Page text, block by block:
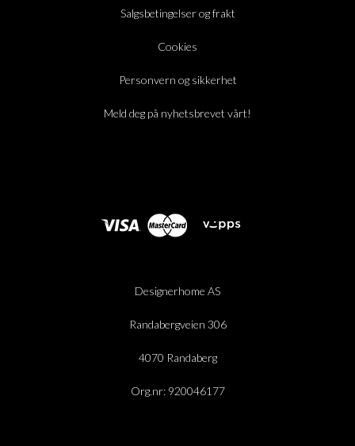
Salgsbetingelser og frakt
Cookies
Personvern og sikkerhet
Meld deg på nyhetsbrevet vårt!
Designerhome AS
Randabergveien 306
4070 Randaberg
Org.nr: 920046177